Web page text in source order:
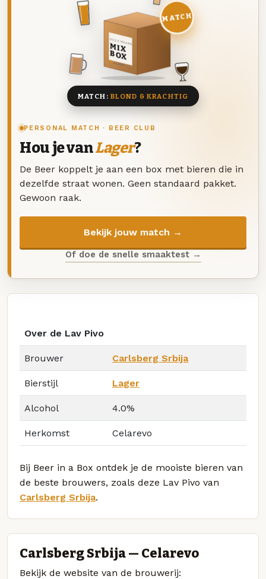
PERSONAL MATCH · BEER CLUB
Hou je vanLager?
De Beer koppelt je aan een box met bieren die in
dezelfde straat wonen. Geen standaard pakket.
Gewoon raak.
Bekijk jouw match →
Of doe de snelle smaaktest →
DEZE MAAND
MIX
BOX
8 BIEREN
MATCH
MATCH: BLOND & KRACHTIG
Over de Lav Pivo
Brouwer Carlsberg Srbija
Bierstijl Lager
Alcohol 4.0%
Herkomst Celarevo
Bij Beer in a Box ontdek je de mooiste bieren van
de beste brouwers, zoals deze Lav Pivo van
Carlsberg Srbija.
Carlsberg Srbija — Celarevo
Bekijk de website van de brouwerij: